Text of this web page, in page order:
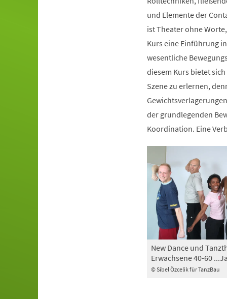
und Elemente der
ist Theater ohne
Kurs eine Einführung
wesentliche
diesem Kurs bietet
Szene zu erlernen,
der grundlegenden
Koordination. Eine
© Sibel Özcelik für TanzBau
New Dance und
Erwachsene 40-60